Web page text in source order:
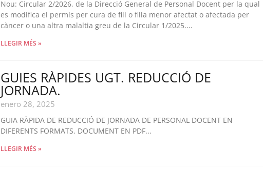
Nou: Circular 2/2026, de la Direcció General de Personal Docent per la qual
es modifica el permís per cura de fill o filla menor afectat o afectada per
càncer o una altra malaltia greu de la Circular 1/2025....
LLEGIR MÉS »
GUIES RÀPIDES UGT. REDUCCIÓ DE
JORNADA.
enero 28, 2025
GUIA RÀPIDA DE REDUCCIÓ DE JORNADA DE PERSONAL DOCENT EN
DIFERENTS FORMATS. DOCUMENT EN PDF...
LLEGIR MÉS »